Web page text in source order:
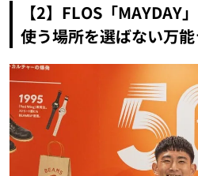
【2】FLOS「MAYDAY
使う場所を選ばない万